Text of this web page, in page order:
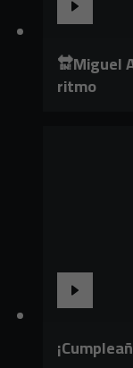
🔛Miguel
ritmo